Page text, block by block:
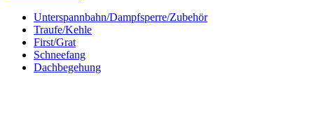
Unterspannbahn/Dampfsperre/Zubehör
Traufe/Kehle
First/Grat
Schneefang
Dachbegehung